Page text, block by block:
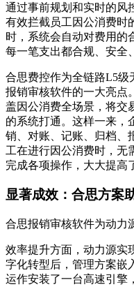
通过事前规划和实时的风
有效拦截员工因公消费时
时，系统会自动对费用的
每一笔支出都合规、安全
合思费控作为全链路L5级
报销审核软件的一大亮点
盖因公消费全场景，将交
的系统打通。这样一来，
销、对账、记账、归档、
工在进行因公消费时，无
完成各项操作，大大提高
显著成效：合思方案
合思报销审核软件为动力
效率提升方面，动力源实
字化转型后，管理方案嵌
运作安装了一台高速引擎